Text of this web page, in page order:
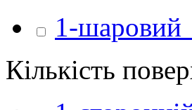
1-шаровий
Кількість